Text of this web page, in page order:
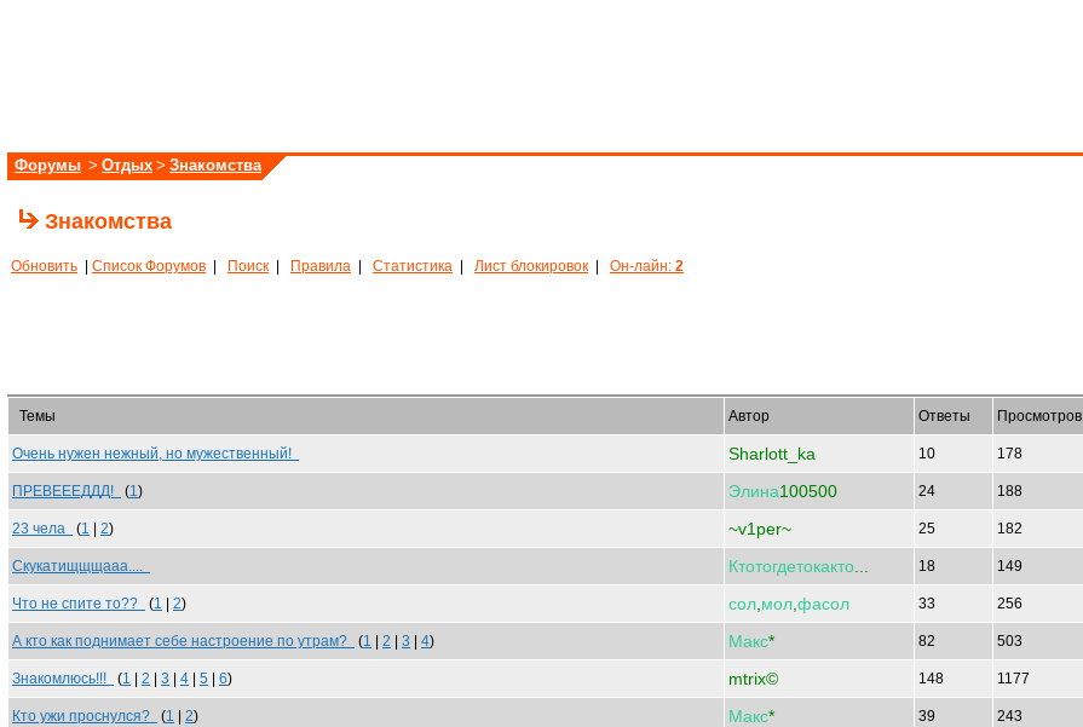
Форумы > Отдых > Знакомства
Знакомства
Обновить Список Форумов Поиск Правила Статистика Лист блокировок Он-лайн: 2
Темы Автор Ответы Просмотров
Очень нужен нежный, но мужественный! Sharlott_ka 10 178
ПРЕВЕЕЕДДД! (1) Элина100500 24 188
23 чела (1 2) ~v1per~ 25 182
Скукатищщщааа.... Ктотогдетокакто 18 149
Что не спите то?? (1 2) сол мол фасол 33 256
А кто как поднимает себе настроение по утрам? (1 2 3 4) Макс* 82 503
Знакомлюсь!!! (1 2 3 4 5 6) mtrix© 148 1177
Кто ужи проснулся? (1 2) Макс* 39 243